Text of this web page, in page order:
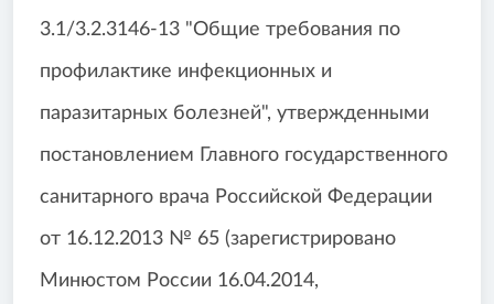
3.1/3.2.3146-13 "Общие требования по
профилактике инфекционных и
паразитарных болезней", утвержденными
постановлением Главного государственного
санитарного врача Российской Федерации
от 16.12.2013 № 65 (зарегистрировано
Минюстом России 16.04.2014,